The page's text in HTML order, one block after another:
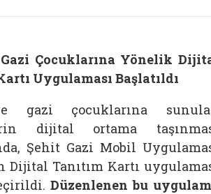
Çocuklarına Yönelik
Uygulaması Başlatıldı
gazi çocuklarına
dijital ortama
Şehit Gazi Mobil
Dijital Tanıtım Kartı
Düzenlenen bu